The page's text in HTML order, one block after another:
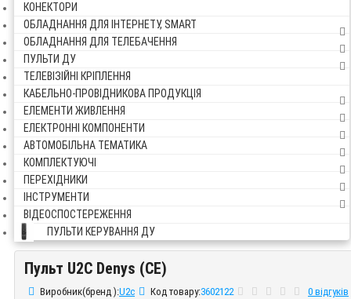
КОНЕКТОРИ
ОБЛАДНАННЯ ДЛЯ ІНТЕРНЕТУ, SMART
ОБЛАДНАННЯ ДЛЯ ТЕЛЕБАЧЕННЯ
ПУЛЬТИ ДУ
ТЕЛЕВІЗІЙНІ КРІПЛЕННЯ
КАБЕЛЬНО-ПРОВІДНИКОВА ПРОДУКЦІЯ
ЕЛЕМЕНТИ ЖИВЛЕННЯ
ЕЛЕКТРОННІ КОМПОНЕНТИ
АВТОМОБІЛЬНА ТЕМАТИКА
КОМПЛЕКТУЮЧІ
ПЕРЕХІДНИКИ
ІНСТРУМЕНТИ
ВІДЕОСПОСТЕРЕЖЕННЯ
ПУЛЬТИ КЕРУВАННЯ ДУ
Пульт U2C Denys (CE)
Пульт U2C Denys (CE)
Виробник(бренд ):U2c Код товару:3602122 0 відгуків